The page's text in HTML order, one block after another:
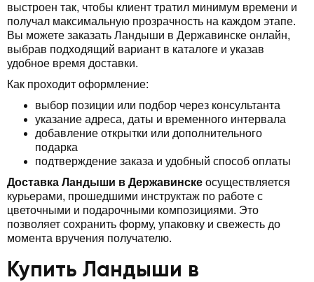
выстроен так, чтобы клиент тратил минимум времени и
получал максимальную прозрачность на каждом этапе.
Вы можете заказать Ландыши в Державинске онлайн,
выбрав подходящий вариант в каталоге и указав
удобное время доставки.
Как проходит оформление:
выбор позиции или подбор через консультанта
указание адреса, даты и временного интервала
добавление открытки или дополнительного
подарка
подтверждение заказа и удобный способ оплаты
Доставка Ландыши в Державинске осуществляется
курьерами, прошедшими инструктаж по работе с
цветочными и подарочными композициями. Это
позволяет сохранить форму, упаковку и свежесть до
момента вручения получателю.
Купить Ландыши в